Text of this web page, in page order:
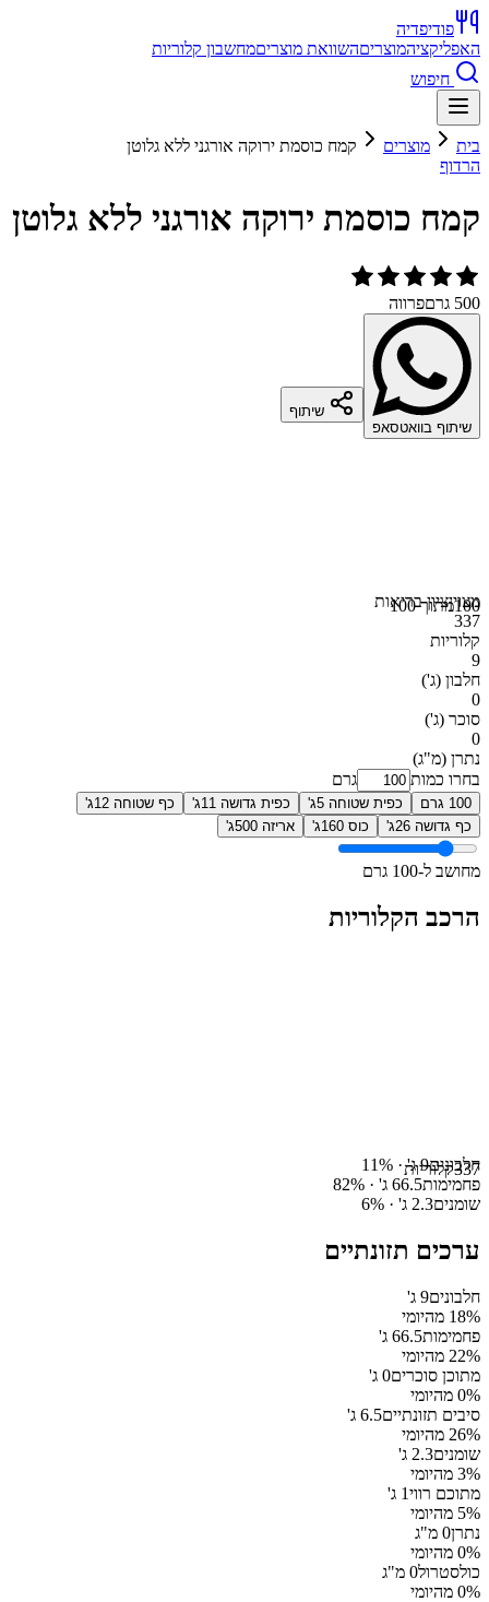
פודיפדיה
האפליקציהמוצריםהשוואת מוצריםמחשבון קלוריות
חיפוש
בית מוצרים
קמח כוסמת ירוקה אורגני ללא גלוטן
הרדוף
קמח כוסמת ירוקה אורגני ללא גלוטן
500 גרם פרווה
שיתוף בוואטסאפ
שיתוף
100מתוך 100מצויןציון בריאות
337
קלוריות
9
חלבון (ג')
0
סוכר (ג')
0
נתרן (מ"ג)
בחרו כמות
גרם
100 גרם כפית שטוחה 5ג' כפית גדושה 11ג'
כף שטוחה 12ג'
כף גדושה 26ג'
כוס 160ג' אריזה 500ג'
מחושב ל-100 גרם
הרכב הקלוריות
337קלוריותחלבונים9ג' · 11%
פחמימות66.5 ג' · 82%
שומנים2.3 ג' · 6%
ערכים תזונתיים
חלבונים9 ג'
18% מהיומי
פחמימות66.5 ג'
22% מהיומי
מתוכן סוכרים0 ג'
0% מהיומי
סיבים תזונתיים6.5 ג'
26% מהיומי
שומנים2.3 ג'
3% מהיומי
מתוכם רווי1 ג'
5% מהיומי
נתרן0 מ"ג
0% מהיומי
כולסטרול0 מ"ג
0% מהיומי